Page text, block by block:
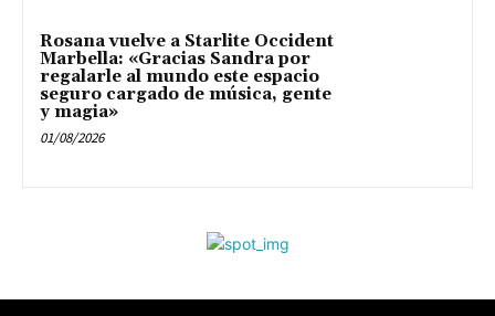
Rosana vuelve a Starlite Occident
Marbella: «Gracias Sandra por
regalarle al mundo este espacio
seguro cargado de música, gente
y magia»
01/08/2026